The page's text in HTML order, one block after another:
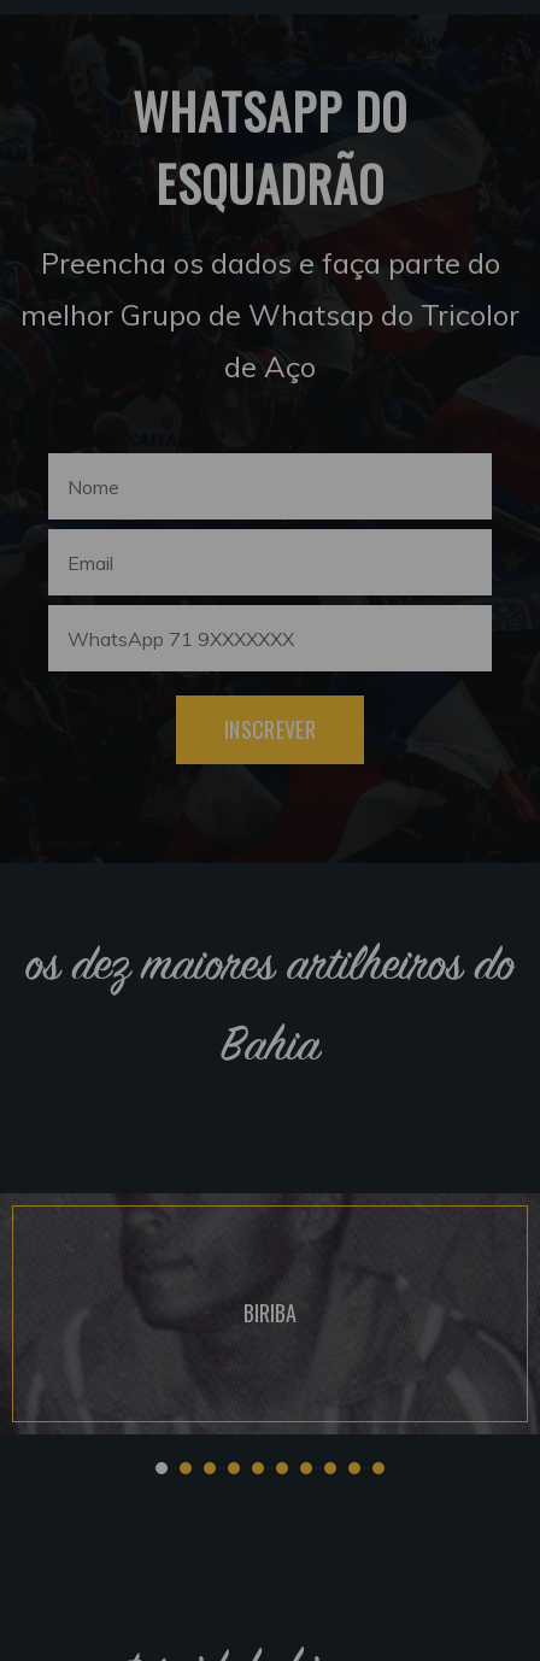
WHATSAPP DO
ESQUADRÃO
Preencha os dados e faça parte do
melhor Grupo de Whatsap do Tricolor
de Aço
INSCREVER
os dez maiores artilheiros do
Bahia
BIRIBA